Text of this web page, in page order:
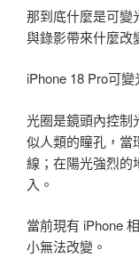
那到底什麼是可變
與錄影帶來什麼改
iPhone 18 Pro可
光圈是鏡頭內控制
似人類的瞳孔，當
線；在陽光強烈的
入。
當前現有 iPhone
小無法改變。